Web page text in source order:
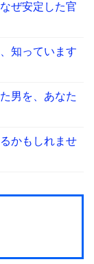
ぜ安定した官
知っています
男を、あなた
かもしれませ